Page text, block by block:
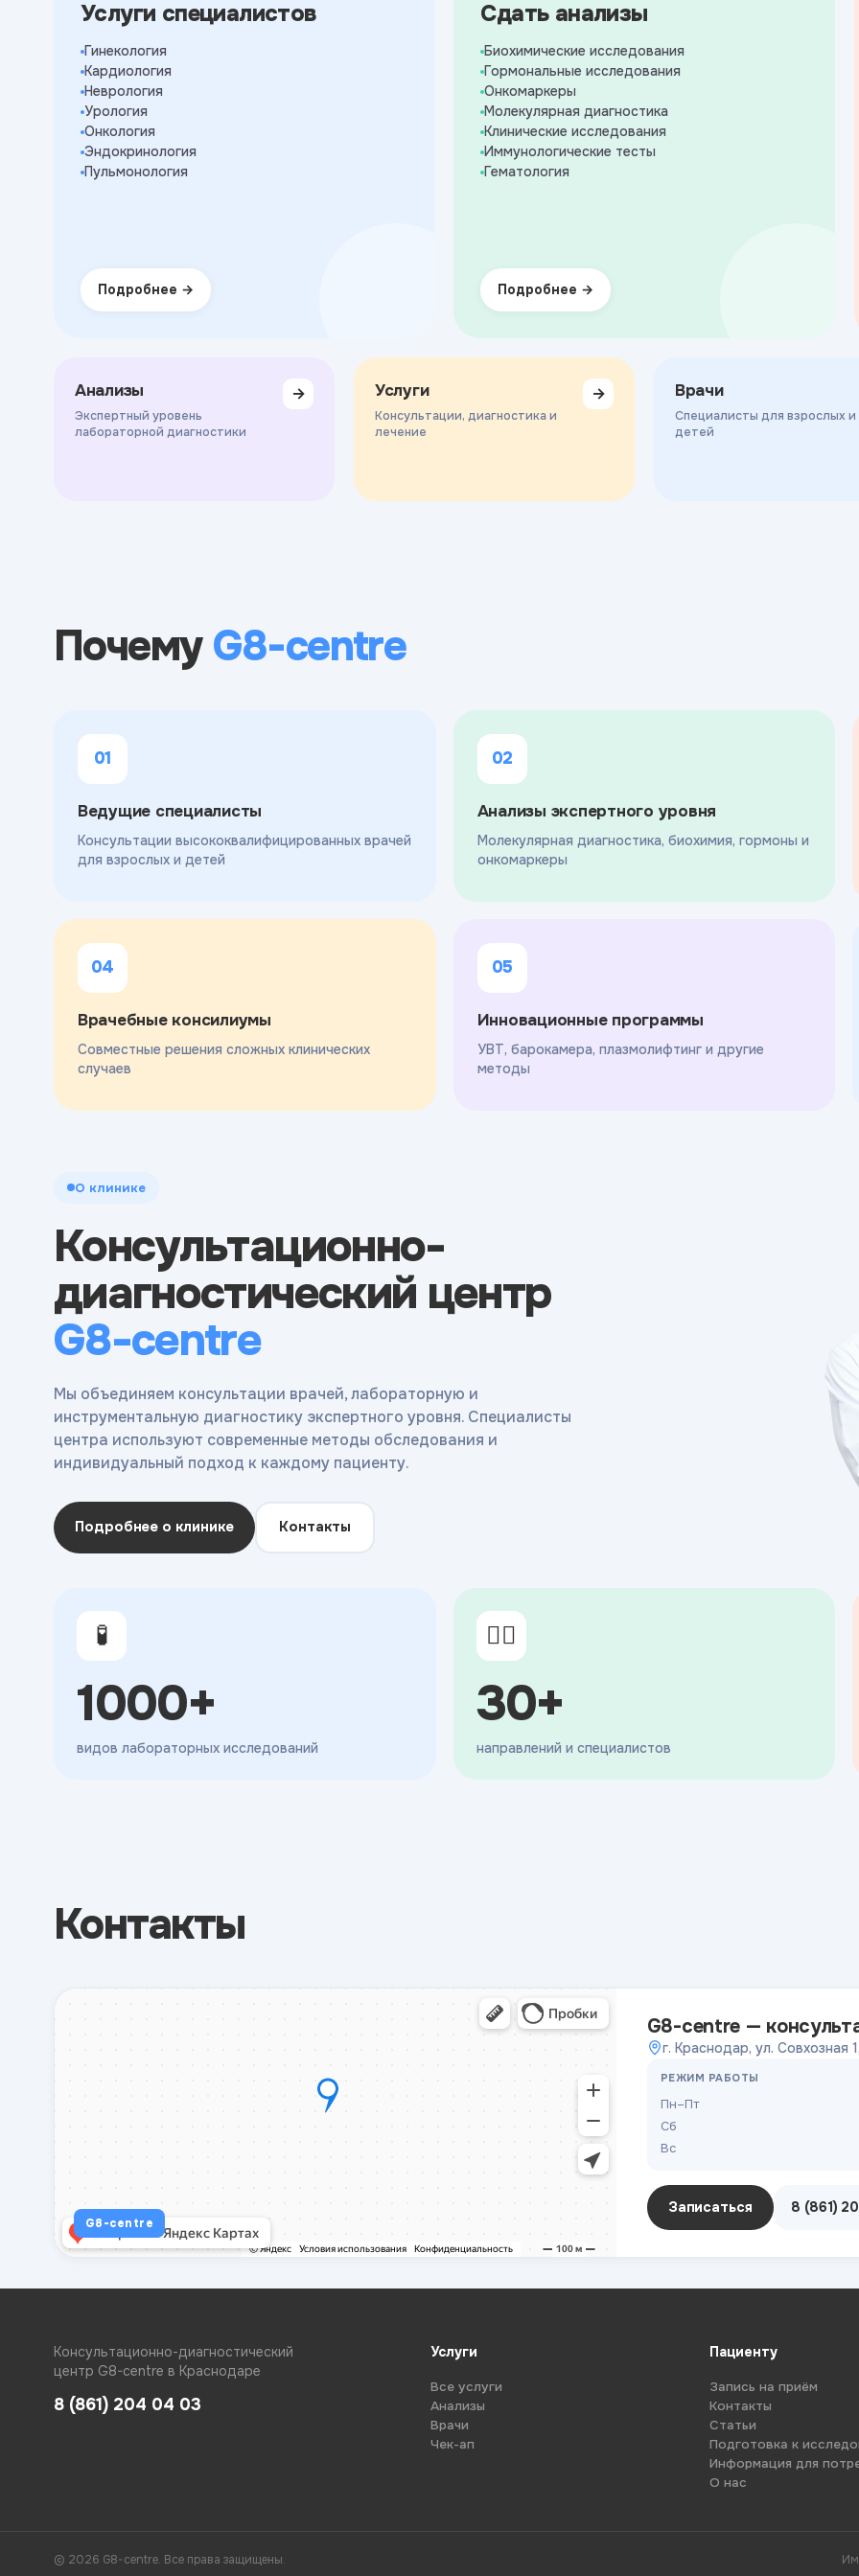
Услуги специалистов
Гинекология
Кардиология
Неврология
Урология
Онкология
Эндокринология
Пульмонология
Подробнее
Сдать анализы
Биохимические исследования
Гормональные исследования
Онкомаркеры
Молекулярная диагностика
Клинические исследования
Иммунологические тесты
Гематология
Подробнее
Анализы
Экспертный уровень
лабораторной диагностики
→ Услуги
Консультации, диагностика и
лечение
→ Врачи
Специалисты для взрослых и
детей
ПочемуG8-centre
01
Ведущие специалисты
Консультации высококвалифицированных врачей
для взрослых и детей
02
Анализы экспертного уровня
Молекулярная диагностика, биохимия, гормоны и
онкомаркеры
04
Врачебные консилиумы
Совместные решения сложных клинических
случаев
05
Инновационные программы
УВТ, барокамера, плазмолифтинг и другие
методы
О клинике
Консультационно-
диагностический центр
G8-centre
Мы объединяем консультации врачей, лабораторную и
инструментальную диагностику экспертного уровня. Специалисты
центра используют современные методы обследования и
индивидуальный подход к каждому пациенту.
Подробнее о клинике Контакты
🧪
1000+
видов лабораторных исследований
👨‍⚕️
30+
направлений и специалистов
Контакты
G8-centre
G8-centre —
г. Краснодар, ул. Совхозная
РЕЖИМ РАБОТЫ
Пн–Пт
Сб
Вс
Записаться 8 (861)
Консультационно-диагностический
центр G8-centre в Краснодаре
8 (861) 204 04 03
Услуги
Все услуги
Анализы
Врачи
Чек-ап
Пациенту
Запись на приём
Контакты
Статьи
Подготовка к
Информация для
О нас
© 2026 G8-centre. Все права защищены.